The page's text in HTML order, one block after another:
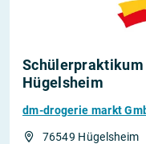
Hügelsheim
dm-drogerie markt
76549 Hügelsheim